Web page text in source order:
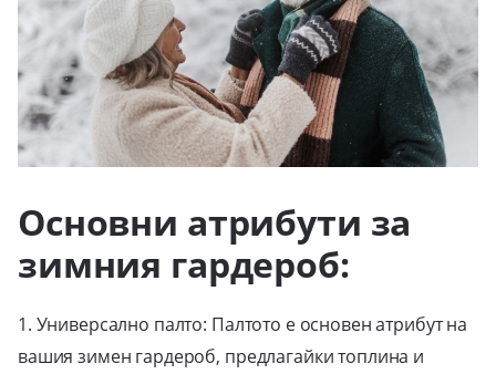
Основни атрибути за
зимния гардероб:
1. Универсално палто: Палтото е основен атрибут на
вашия зимен гардероб, предлагайки топлина и